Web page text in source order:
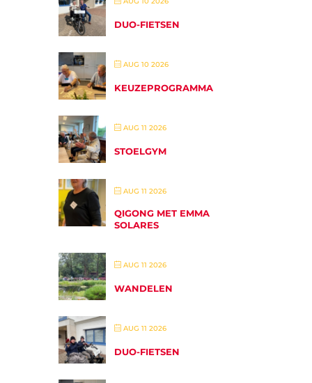
DUO-FIETSEN
AUG 10 2026
KEUZEPROGRAMMA
AUG 11 2026
STOELGYM
AUG 11 2026
QIGONG MET EMMA
SOLARES
AUG 11 2026
WANDELEN
AUG 11 2026
DUO-FIETSEN